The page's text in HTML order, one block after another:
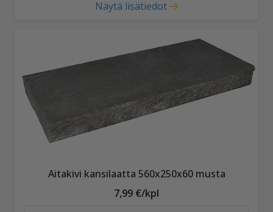
Näytä lisätiedot
Aitakivi kansilaatta 560x250x60 musta
7,99 €/kpl